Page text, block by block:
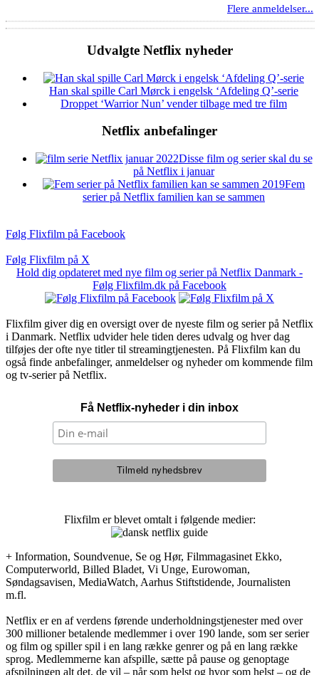
Flere anmeldelser...
Udvalgte Netflix nyheder
Han skal spille Carl Mørck i engelsk ‘Afdeling Q’-serie
Droppet ‘Warrior Nun’ vender tilbage med tre film
Netflix anbefalinger
Disse film og serier skal du se
på Netflix i januar
Fem
serier på Netflix familien kan se sammen
Følg Flixfilm på Facebook
Følg Flixfilm på X
Hold dig opdateret med nye film og serier på Netflix Danmark -
Følg Flixfilm.dk på Facebook
Flixfilm giver dig en oversigt over de nyeste film og serier på Netflix
i Danmark. Netflix udvider hele tiden deres udvalg og hver dag
tilføjes der ofte nye titler til streamingtjenesten. På Flixfilm kan du
også finde anbefalinger, anmeldelser og nyheder om kommende film
og tv-serier på Netflix.
Få Netflix-nyheder i din inbox
Flixfilm er blevet omtalt i følgende medier:
+ Information, Soundvenue, Se og Hør, Filmmagasinet Ekko,
Computerworld, Billed Bladet, Vi Unge, Eurowoman,
Søndagsavisen, MediaWatch, Aarhus Stiftstidende, Journalisten
m.fl.
Netflix er en af verdens førende underholdningstjenester med over
300 millioner betalende medlemmer i over 190 lande, som ser serier
og film og spiller spil i en lang række genrer og på en lang række
sprog. Medlemmerne kan afspille, sætte på pause og genoptage
afspilningen alt det, de vil – når som helst og hvor som helst – og de